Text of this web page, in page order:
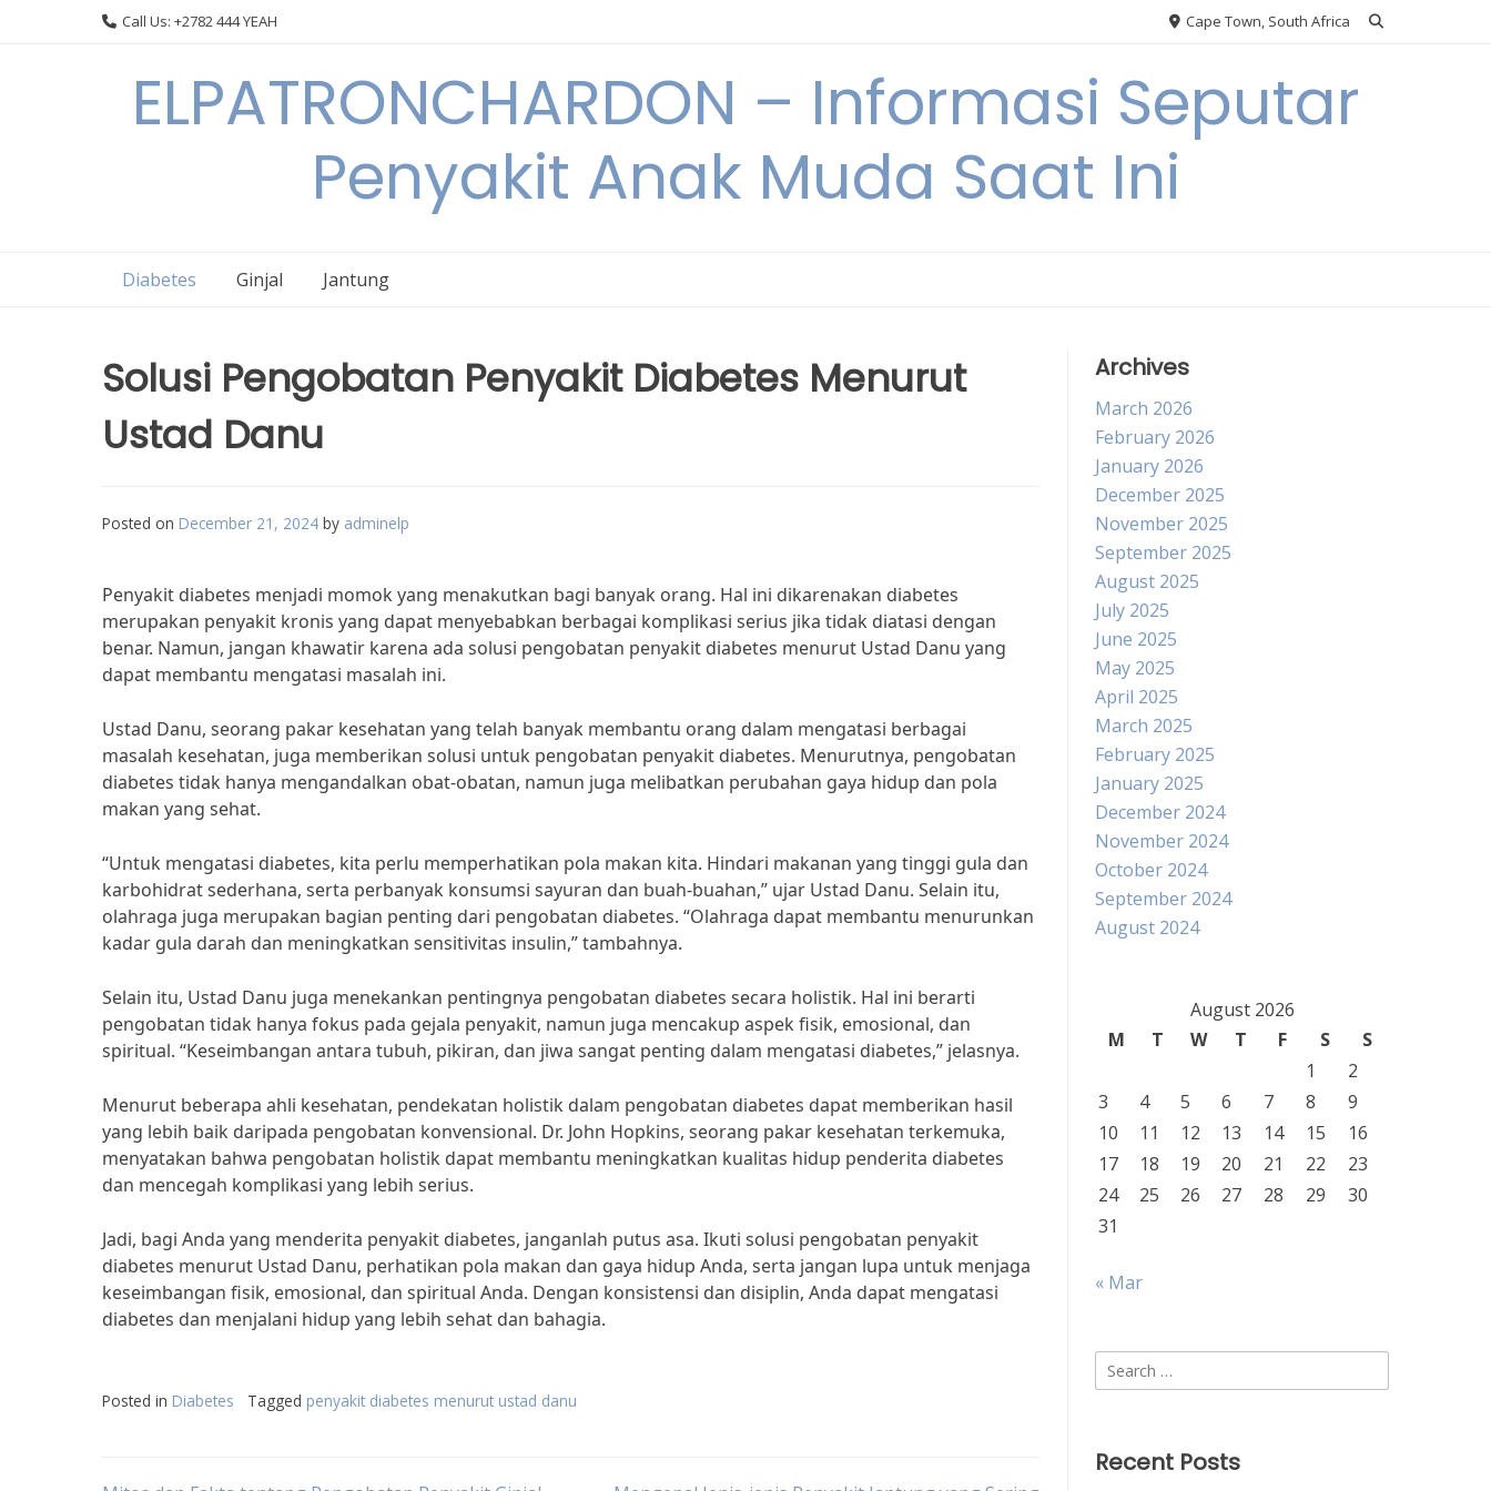
Call Us: +2782 444 YEAH Cape Town, South Africa
ELPATRONCHARDON – Informasi Seputar
Penyakit Anak Muda Saat Ini
Diabetes Ginjal Jantung
Solusi Pengobatan Penyakit Diabetes Menurut
Ustad Danu
Posted on December 21, 2024 by adminelp
Penyakit diabetes menjadi momok yang menakutkan bagi banyak orang. Hal ini dikarenakan diabetes
merupakan penyakit kronis yang dapat menyebabkan berbagai komplikasi serius jika tidak diatasi dengan
benar. Namun, jangan khawatir karena ada solusi pengobatan penyakit diabetes menurut Ustad Danu yang
dapat membantu mengatasi masalah ini.
Ustad Danu, seorang pakar kesehatan yang telah banyak membantu orang dalam mengatasi berbagai
masalah kesehatan, juga memberikan solusi untuk pengobatan penyakit diabetes. Menurutnya, pengobatan
diabetes tidak hanya mengandalkan obat-obatan, namun juga melibatkan perubahan gaya hidup dan pola
makan yang sehat.
“Untuk mengatasi diabetes, kita perlu memperhatikan pola makan kita. Hindari makanan yang tinggi gula dan
karbohidrat sederhana, serta perbanyak konsumsi sayuran dan buah-buahan,” ujar Ustad Danu. Selain itu,
olahraga juga merupakan bagian penting dari pengobatan diabetes. “Olahraga dapat membantu menurunkan
kadar gula darah dan meningkatkan sensitivitas insulin,” tambahnya.
Selain itu, Ustad Danu juga menekankan pentingnya pengobatan diabetes secara holistik. Hal ini berarti
pengobatan tidak hanya fokus pada gejala penyakit, namun juga mencakup aspek fisik, emosional, dan
spiritual. “Keseimbangan antara tubuh, pikiran, dan jiwa sangat penting dalam mengatasi diabetes,” jelasnya.
Menurut beberapa ahli kesehatan, pendekatan holistik dalam pengobatan diabetes dapat memberikan hasil
yang lebih baik daripada pengobatan konvensional. Dr. John Hopkins, seorang pakar kesehatan terkemuka,
menyatakan bahwa pengobatan holistik dapat membantu meningkatkan kualitas hidup penderita diabetes
dan mencegah komplikasi yang lebih serius.
Jadi, bagi Anda yang menderita penyakit diabetes, janganlah putus asa. Ikuti solusi pengobatan penyakit
diabetes menurut Ustad Danu, perhatikan pola makan dan gaya hidup Anda, serta jangan lupa untuk menjaga
keseimbangan fisik, emosional, dan spiritual Anda. Dengan konsistensi dan disiplin, Anda dapat mengatasi
diabetes dan menjalani hidup yang lebih sehat dan bahagia.
Posted in Diabetes Tagged penyakit diabetes menurut ustad danu
Archives
March 2026
February 2026
January 2026
December 2025
November 2025
September 2025
August 2025
July 2025
June 2025
May 2025
April 2025
March 2025
February 2025
January 2025
December 2024
November 2024
October 2024
September 2024
August 2024
August 2026
M
T W T F S
S
1
2
3
4 5 6 7 8
9
10
11 12 13 14 15
16
17
18 19 20 21 22
23
24
25 26 27 28 29
30
31
« Mar
Search
for:
Recent Posts